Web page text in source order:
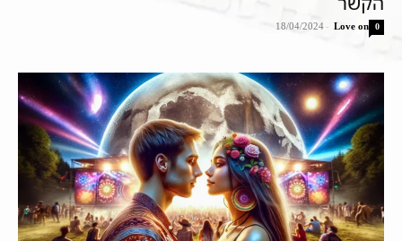
Love on
-
18/04/2024 0